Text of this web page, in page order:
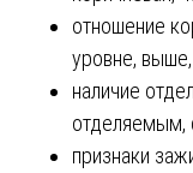
отношение
уровне,
наличие
отделяемым,
признаки